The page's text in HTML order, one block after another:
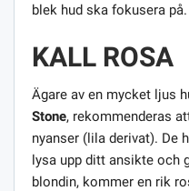
blek hud ska fokusera på.
KALL ROSA
Ägare av en mycket ljus
Stone, rekommenderas
nyanser (lila derivat). De
lysa upp ditt ansikte och
blondin, kommer en rik